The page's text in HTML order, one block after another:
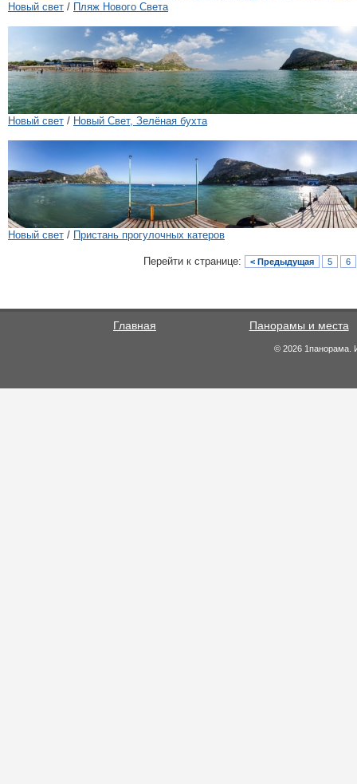
Новый свет / Пляж Нового Света
Новый свет / Новый Свет, Зелёная бухта
Новый свет / Пристань прогулочных катеров
Перейти к странице: < Предыдущая 5 6
Главная Панорамы и места
© 2026 1панорама.